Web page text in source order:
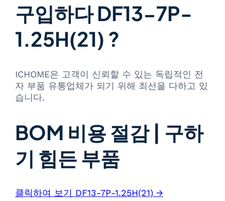
구입하다 DF13-7P-
1.25H(21) ?
ICHOME은 고객이 신뢰할 수 있는 독립적인 전
자 부품 유통업체가 되기 위해 최선을 다하고 있
습니다.
BOM 비용 절감 | 구하
기 힘든 부품
클릭하여 보기 DF13-7P-1.25H(21) →